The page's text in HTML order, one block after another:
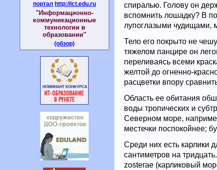
спиралью. Голову он
вспомнить лошадку? В
лупоглазыми чудищами,
Тело его покрыто не
тяжелом панцире он
переливаясь всеми
желтой до огненно-
расцветки впору
Область ее обитания
воды тропических и
Северном море,
местечки поспокойнее;
Среди них есть карлики
сантиметров на
zosterae (карликовый
портал http://ict.edu.ru
"Информационно-
коммуникационные
технологии в
образовании"
(обзор)